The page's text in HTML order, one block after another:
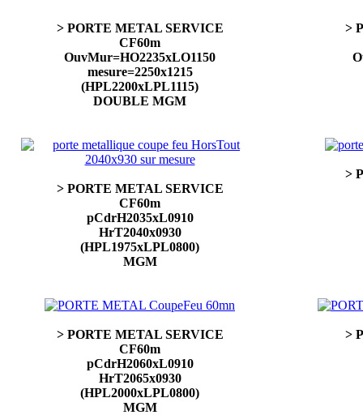
> PORTE METAL SERVICE
CF60m
OuvMur=HO2235xLO1150
mesure=2250x1215
(HPL2200xLPL1115)
DOUBLE MGM
>
> PORTE METAL SERVICE
CF60m
pCdrH2035xL0910
HrT2040x0930
(HPL1975xLPL0800)
MGM
>
> PORTE METAL SERVICE
CF60m
pCdrH2060xL0910
HrT2065x0930
(HPL2000xLPL0800)
MGM
>